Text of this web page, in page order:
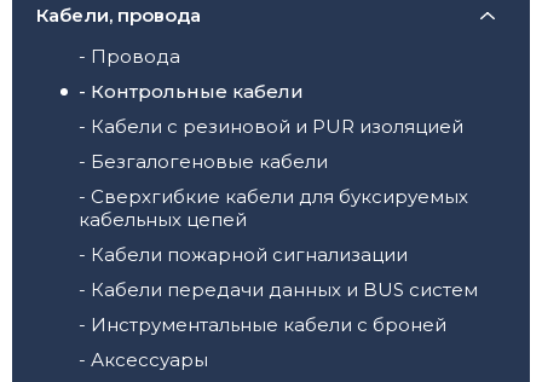
Кабели, провода
- Провода
- Контрольные кабели
- Кабели с резиновой и PUR изоляцией
- Безгалогеновые кабели
- Сверхгибкие кабели для буксируемых
кабельных цепей
- Кабели пожарной сигнализации
- Кабели передачи данных и BUS систем
- Инструментальные кабели с броней
- Аксессуары